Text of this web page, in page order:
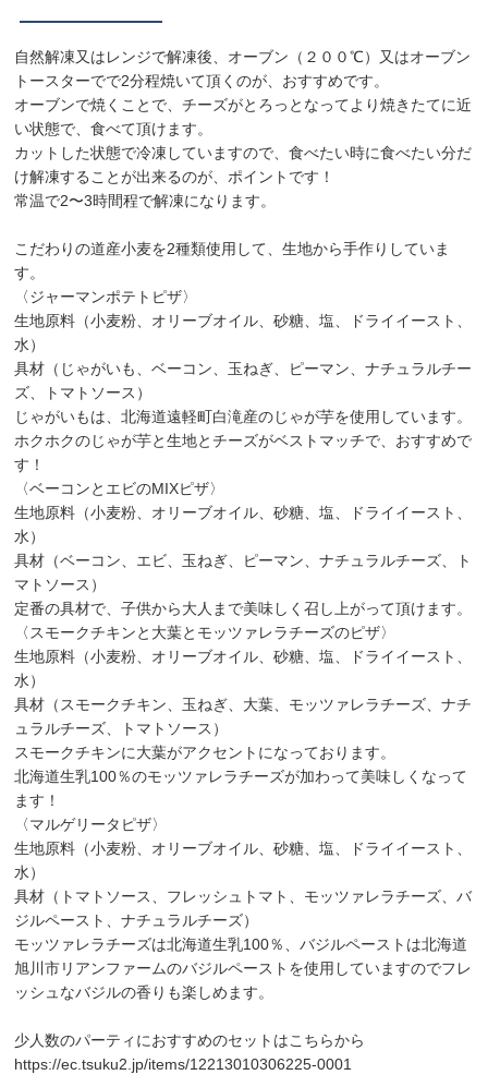
自然解凍又はレンジで解凍後、オーブン（２００℃）又はオーブン
トースターでで2分程焼いて頂くのが、おすすめです。
オーブンで焼くことで、チーズがとろっとなってより焼きたてに近
い状態で、食べて頂けます。
カットした状態で冷凍していますので、食べたい時に食べたい分だ
け解凍することが出来るのが、ポイントです！
常温で2〜3時間程で解凍になります。
こだわりの道産小麦を2種類使用して、生地から手作りしていま
す。
〈ジャーマンポテトピザ〉
生地原料（小麦粉、オリーブオイル、砂糖、塩、ドライイースト、
水）
具材（じゃがいも、ベーコン、玉ねぎ、ピーマン、ナチュラルチー
ズ、トマトソース）
じゃがいもは、北海道遠軽町白滝産のじゃが芋を使用しています。
ホクホクのじゃが芋と生地とチーズがベストマッチで、おすすめで
す！
〈ベーコンとエビのMIXピザ〉
生地原料（小麦粉、オリーブオイル、砂糖、塩、ドライイースト、
水）
具材（ベーコン、エビ、玉ねぎ、ピーマン、ナチュラルチーズ、ト
マトソース）
定番の具材で、子供から大人まで美味しく召し上がって頂けます。
〈スモークチキンと大葉とモッツァレラチーズのピザ〉
生地原料（小麦粉、オリーブオイル、砂糖、塩、ドライイースト、
水）
具材（スモークチキン、玉ねぎ、大葉、モッツァレラチーズ、ナチ
ュラルチーズ、トマトソース）
スモークチキンに大葉がアクセントになっております。
北海道生乳100％のモッツァレラチーズが加わって美味しくなって
ます！
〈マルゲリータピザ〉
生地原料（小麦粉、オリーブオイル、砂糖、塩、ドライイースト、
水）
具材（トマトソース、フレッシュトマト、モッツァレラチーズ、バ
ジルペースト、ナチュラルチーズ）
モッツァレラチーズは北海道生乳100％、バジルペーストは北海道
旭川市リアンファームのバジルペーストを使用していますのでフレ
ッシュなバジルの香りも楽しめます。
少人数のパーティにおすすめのセットはこちらから
https://ec.tsuku2.jp/items/12213010306225-0001